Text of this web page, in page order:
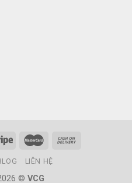
LIÊN HỆ
© VCG